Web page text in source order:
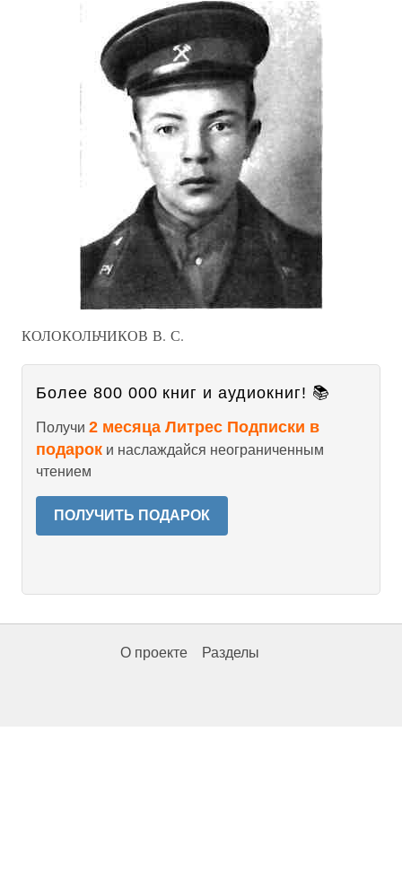
КОЛОКОЛЬЧИКОВ В. С.
Более 800 000 книг и аудиокниг! 📚
Получи 2 месяца Литрес Подписки в
подарок и наслаждайся неограниченным
чтением
ПОЛУЧИТЬ ПОДАРОК
О проекте Разделы